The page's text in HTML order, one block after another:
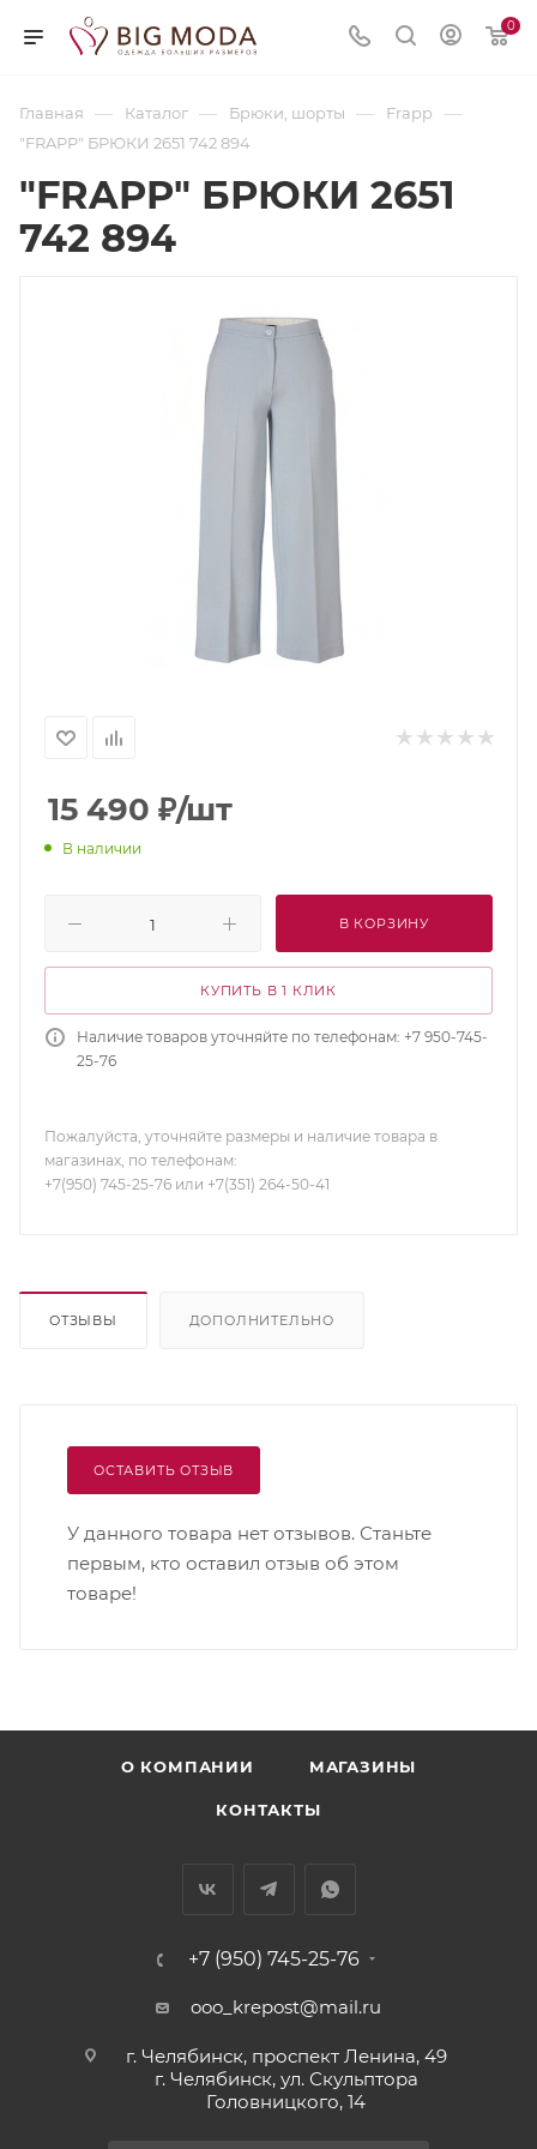
0
Главная — Каталог — Брюки, шорты — Frapp —
"FRAPP" БРЮКИ 2651 742 894
"FRAPP" БРЮКИ 2651
742 894
15 490 ₽/шт
В наличии
В КОРЗИНУ
КУПИТЬ В 1 КЛИК
Наличие товаров уточняйте по телефонам: +7 950-745-
25-76
Пожалуйста, уточняйте размеры и наличие товара в
магазинах, по телефонам:
+7(950) 745-25-76 или +7(351) 264-50-41
ОТЗЫВЫ ДОПОЛНИТЕЛЬНО
ОСТАВИТЬ ОТЗЫВ
У данного товара нет отзывов. Станьте
первым, кто оставил отзыв об этом
товаре!
О КОМПАНИИ МАГАЗИНЫ
КОНТАКТЫ
+7 (950) 745-25-76
ooo_krepost@mail.ru
г. Челябинск, проспект Ленина, 49
г. Челябинск, ул. Скульптора
Головницкого, 14